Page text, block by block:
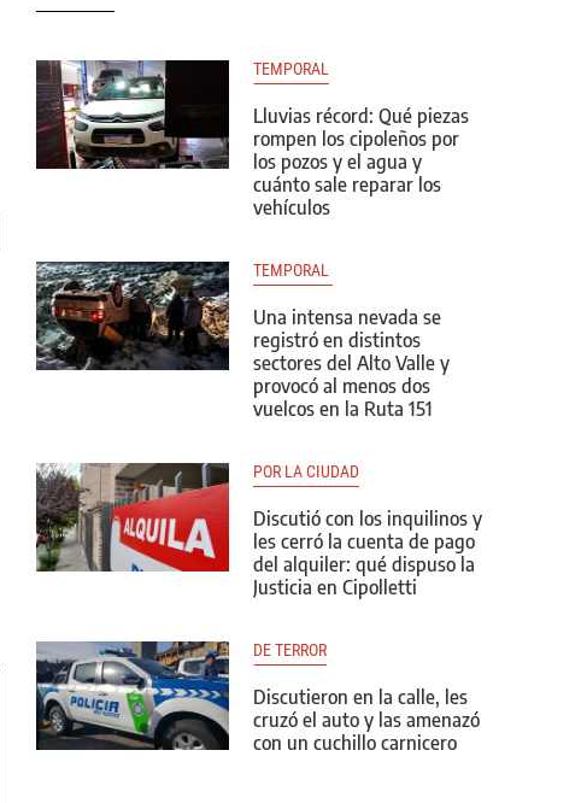
TEMPORAL
Lluvias récord: Qué piezas
rompen los cipoleños por
los pozos y el agua y
cuánto sale reparar los
vehículos
TEMPORAL
Una intensa nevada se
registró en distintos
sectores del Alto Valle y
provocó al menos dos
vuelcos en la Ruta 151
POR LA CIUDAD
Discutió con los inquilinos y
les cerró la cuenta de pago
del alquiler: qué dispuso la
Justicia en Cipolletti
DE TERROR
Discutieron en la calle, les
cruzó el auto y las amenazó
con un cuchillo carnicero